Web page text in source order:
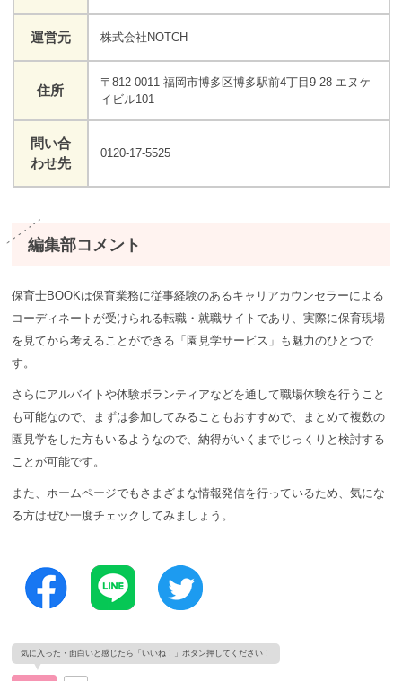
運営元 株式会社NOTCH
住所
〒812-0011 福岡市博多区博多駅前4丁目9-28 エヌケ
イビル101
問い合
わせ先
0120-17-5525
編集部コメント
保育士BOOKは保育業務に従事経験のあるキャリアカウンセラーによる
コーディネートが受けられる転職・就職サイトであり、実際に保育現場
を見てから考えることができる「園見学サービス」も魅力のひとつで
す。
さらにアルバイトや体験ボランティアなどを通して職場体験を行うこと
も可能なので、まずは参加してみることもおすすめで、まとめて複数の
園見学をした方もいるようなので、納得がいくまでじっくりと検討する
ことが可能です。
また、ホームページでもさまざまな情報発信を行っているため、気にな
る方はぜひ一度チェックしてみましょう。